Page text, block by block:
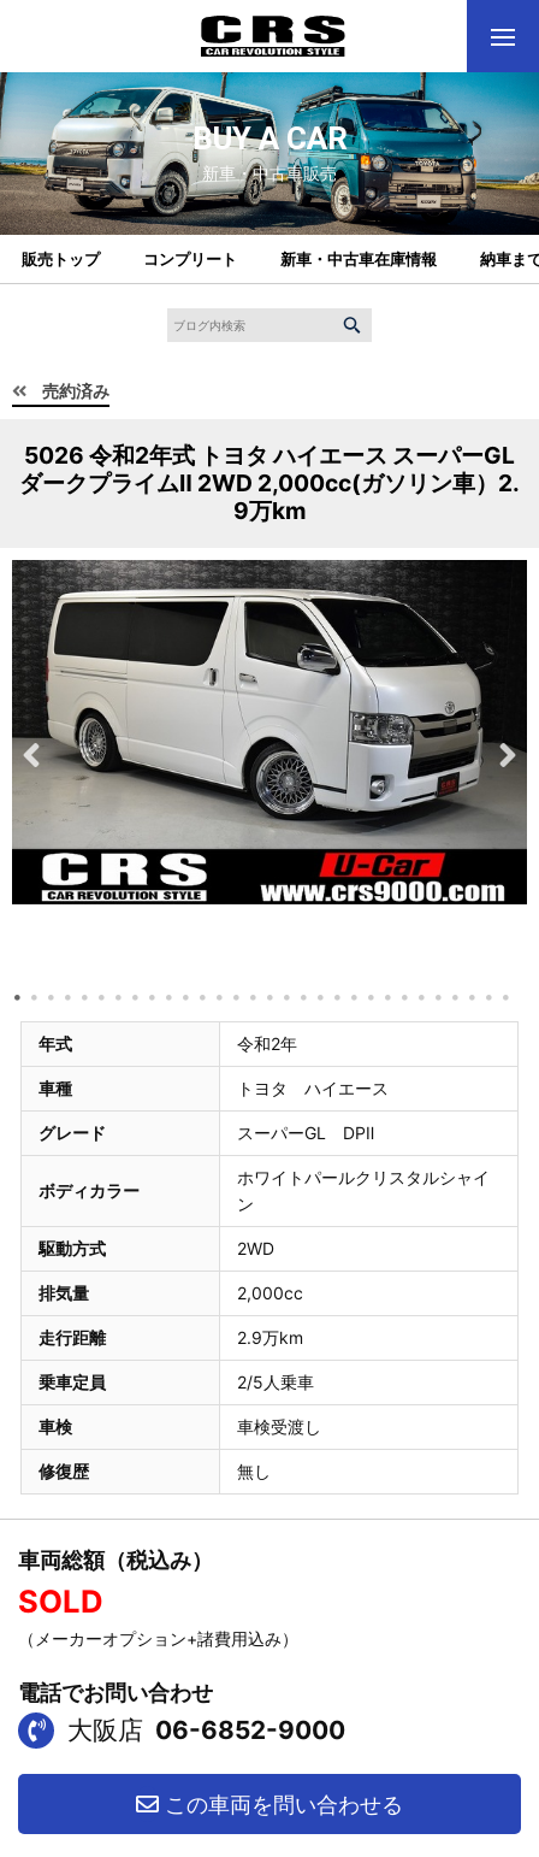
BUY A CAR
新車・中古車販売
販売トップ コンプリート 新車・中古車在庫情報 納車ま
売約済み
5026 令和2年式 トヨタ ハイエース スーパーGL
ダークプライムⅡ 2WD 2,000cc(ガソリン車）2.
9万km
年式 令和2年
車種 トヨタ ハイエース
グレード スーパーGL DPⅡ
ボディカラー
ホワイトパールクリスタルシャイ
ン
駆動方式 2WD
排気量 2,000cc
走行距離 2.9万km
乗車定員 2/5人乗車
車検 車検受渡し
修復歴 無し
車両総額（税込み）
SOLD
（メーカーオプション+諸費用込み）
電話でお問い合わせ
大阪店 06-6852-9000
この車両を問い合わせる